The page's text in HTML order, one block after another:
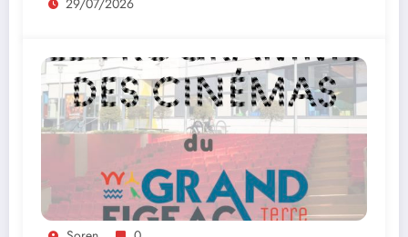
29/07/2026